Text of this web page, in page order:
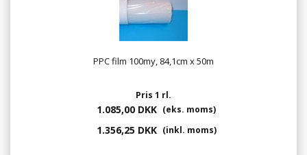
PPC film 100my, 84,1cm x 50m
Pris 1 rl.
1.085,00 DKK (eks. moms)
1.356,25 DKK (inkl. moms)